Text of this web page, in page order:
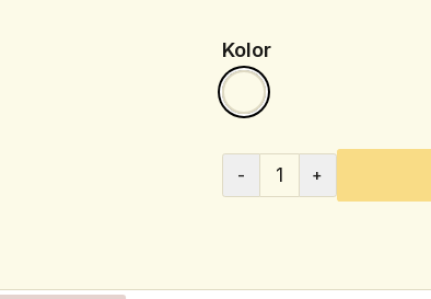
Kolor
- 1 +